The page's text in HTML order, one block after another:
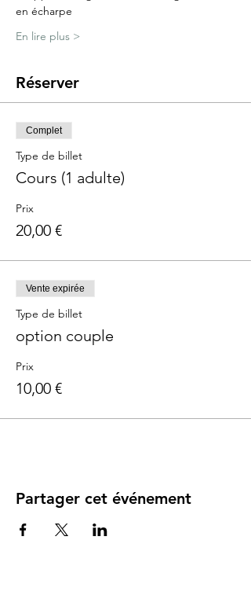
en écharpe
En lire plus >
Réserver
Complet
Type de billet
Cours (1 adulte)
Prix
20,00 €
Vente expirée
Type de billet
option couple
Prix
10,00 €
Partager cet événement